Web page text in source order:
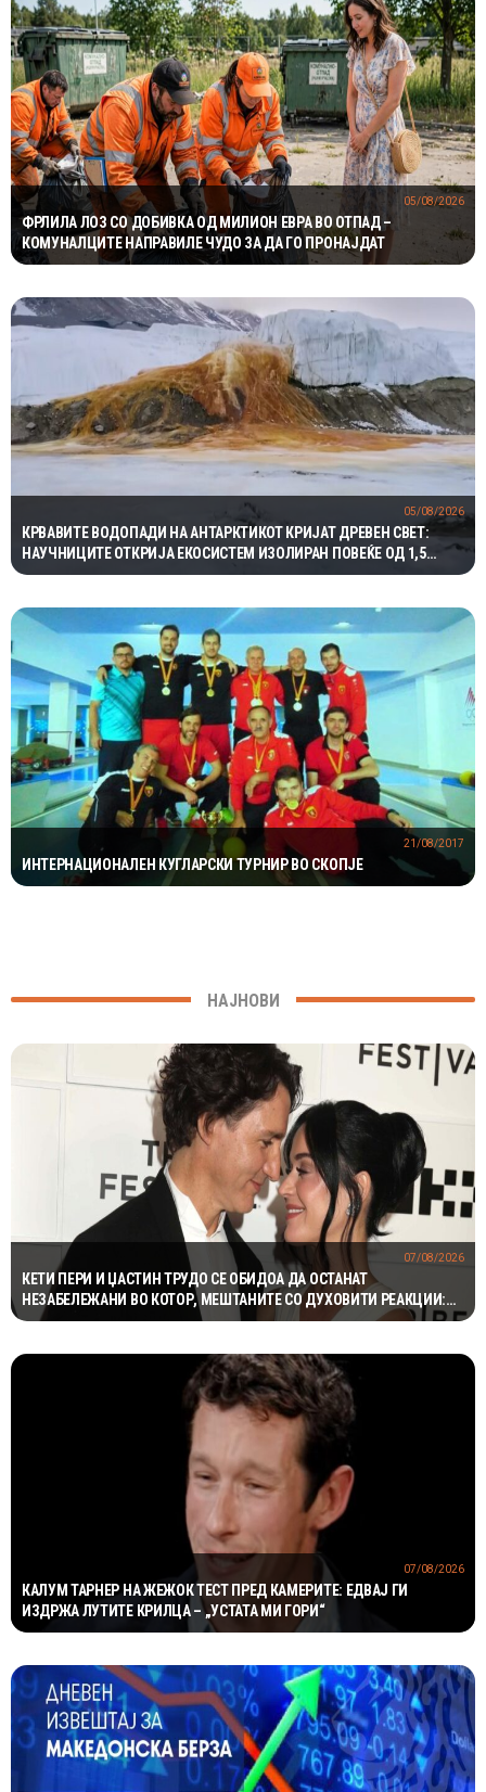
ФРЛИЛА ЛОЗ СО ДОБИВКА ОД МИЛИОН ЕВРА ВО ОТПАД –
КОМУНАЛЦИТЕ НАПРАВИЛЕ ЧУДО ЗА ДА ГО ПРОНАЈДАТ
05/08/2026
КРВАВИТЕ ВОДОПАДИ НА АНТАРКТИКОТ КРИЈАТ ДРЕВЕН СВЕТ:
НАУЧНИЦИТЕ ОТКРИЈА ЕКОСИСТЕМ ИЗОЛИРАН ПОВЕЌЕ ОД 1,5
МИЛИОНИ ГОДИНИ
05/08/2026
ИНТЕРНАЦИОНАЛЕН КУГЛАРСКИ ТУРНИР ВО СКОПЈЕ
21/08/2017
НАЈНОВИ
КЕТИ ПЕРИ И ЏАСТИН ТРУДО СЕ ОБИДОА ДА ОСТАНАТ
НЕЗАБЕЛЕЖАНИ ВО КОТОР, МЕШТАНИТЕ СО ДУХОВИТИ РЕАКЦИИ:
„НИКОЈ НЕ БИ ГИ ПРЕПОЗНАЛ“
07/08/2026
КАЛУМ ТАРНЕР НА ЖЕЖОК ТЕСТ ПРЕД КАМЕРИТЕ: ЕДВАЈ ГИ
ИЗДРЖА ЛУТИТЕ КРИЛЦА – „УСТАТА МИ ГОРИ“
07/08/2026